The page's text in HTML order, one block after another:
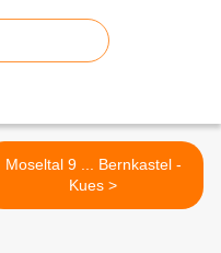
Moseltal 9 ... Bernkastel -
Kues >